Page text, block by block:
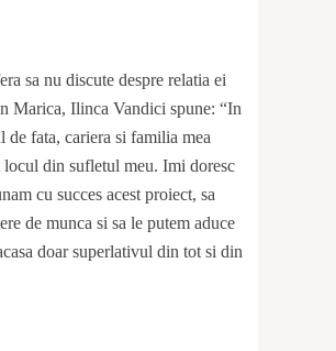
sa nu discute despre relatia ei
Marica, Ilinca Vandici spune: “In
de fata, cariera si familia mea
locul din sufletul meu. Imi doresc
cu succes acest proiect, sa
de munca si sa le putem aduce
doar superlativul din tot si din